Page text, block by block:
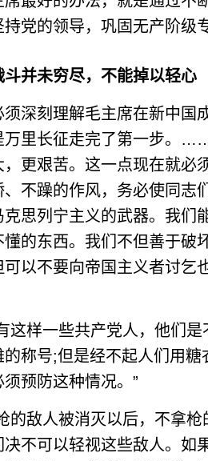
持党的领导，巩固无产阶级
斗并未穷尽，不能掉以轻心
刻理解毛主席在新中国成
万里长征走完了第一步。
更艰苦。这一点现在就必
、不躁的作风，务必使同志
思列宁主义的武器。我们
懂的东西。我们不但善于破
可以不要向帝国主义者讨
样一些共产党人，他们是
的称号;但是经不起人们用
预防这种情况。”
敌人被消灭以后，不拿枪
不可以轻视这些敌人。如